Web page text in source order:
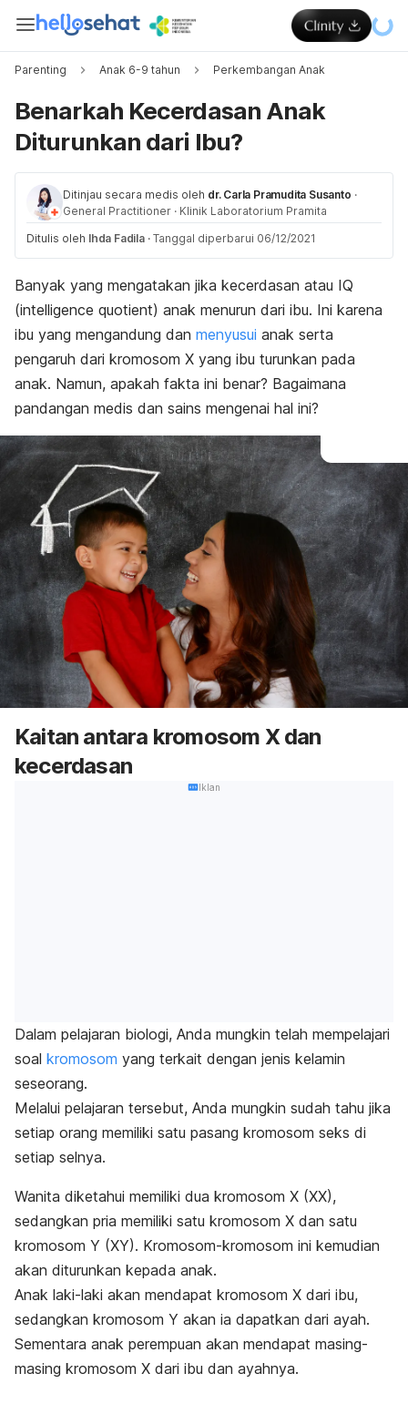
Parenting Anak 6-9 tahun Perkembangan Anak
Benarkah Kecerdasan Anak
Diturunkan dari Ibu?
Ditinjau secara medis oleh dr. Carla Pramudita Susanto ·
General Practitioner · Klinik Laboratorium Pramita
Ditulis oleh Ihda Fadila · Tanggal diperbarui 06/12/2021
Banyak yang mengatakan jika kecerdasan atau IQ
(intelligence quotient) anak menurun dari ibu. Ini karena
ibu yang mengandung dan menyusui anak serta
pengaruh dari kromosom X yang ibu turunkan pada
anak. Namun, apakah fakta ini benar? Bagaimana
pandangan medis dan sains mengenai hal ini?
Kaitan antara kromosom X dan
kecerdasan
Iklan
Dalam pelajaran biologi, Anda mungkin telah mempelajari
soal kromosom yang terkait dengan jenis kelamin
seseorang.
Melalui pelajaran tersebut, Anda mungkin sudah tahu jika
setiap orang memiliki satu pasang kromosom seks di
setiap selnya.
Wanita diketahui memiliki dua kromosom X (XX),
sedangkan pria memiliki satu kromosom X dan satu
kromosom Y (XY). Kromosom-kromosom ini kemudian
akan diturunkan kepada anak.
Anak laki-laki akan mendapat kromosom X dari ibu,
sedangkan kromosom Y akan ia dapatkan dari ayah.
Sementara anak perempuan akan mendapat masing-
masing kromosom X dari ibu dan ayahnya.